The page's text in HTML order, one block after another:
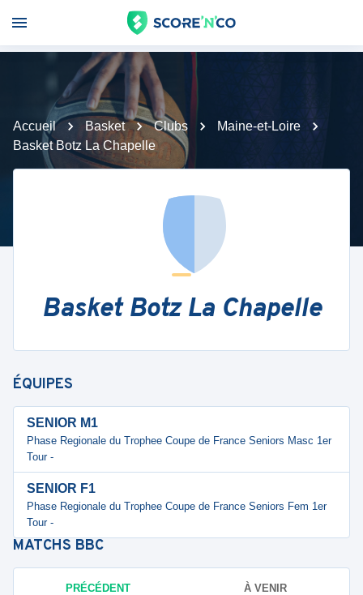
Accueil Basket Clubs
Maine-et-Loire
Basket Botz La Chapelle
Basket Botz La Chapelle
ÉQUIPES
SENIOR M1
Phase Regionale du Trophee Coupe de France Seniors Masc 1er
Tour -
SENIOR F1
Phase Regionale du Trophee Coupe de France Seniors Fem 1er
Tour -
MATCHS BBC
PRÉCÉDENT À VENIR